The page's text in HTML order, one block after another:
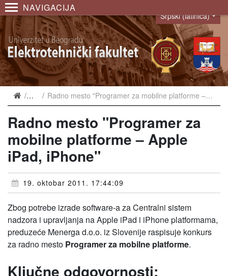
NAVIGACIJA
Language
Srpski (latinica)
Vesti Radno mesto "Programer za mobilne platforme – Apple iPad, iPhone"
Radno mesto "Programer za
mobilne platforme – Apple
iPad, iPhone"
19. oktobar 2011. 17:44:09
Zbog potrebe izrade software-a za Centralni sistem
nadzora i upravljanja na Apple iPad i iPhone platformama,
preduzeće Menerga d.o.o. iz Slovenije raspisuje konkurs
za radno mesto Programer za mobilne platforme.
Ključne odgovornosti: